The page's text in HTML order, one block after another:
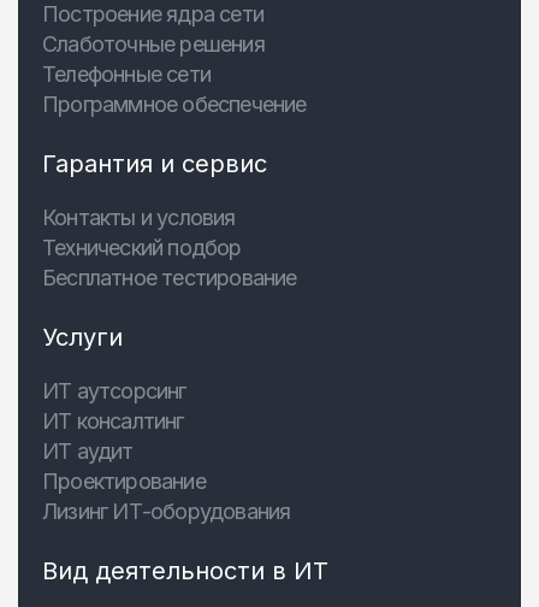
Построение ядра сети
Слаботочные решения
Телефонные сети
Программное обеспечение
Гарантия и сервис
Контакты и условия
Технический подбор
Бесплатное тестирование
Услуги
ИТ аутсорсинг
ИТ консалтинг
ИТ аудит
Проектирование
Лизинг ИТ-оборудования
Вид деятельности в ИТ